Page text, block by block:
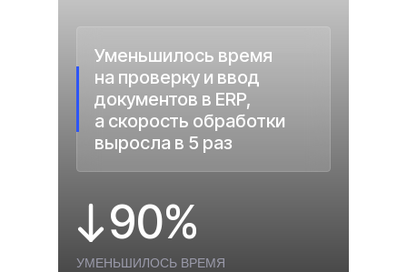
90%
УМЕНЬШИЛОСЬ ВРЕМЯ
Уменьшилось время
на проверку и ввод
документов в ERP,
а скорость обработки
выросла в 5 раз